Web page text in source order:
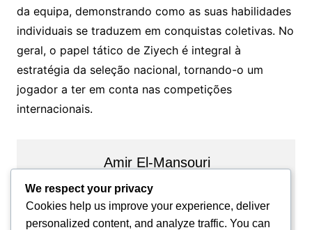
da equipa, demonstrando como as suas habilidades
individuais se traduzem em conquistas coletivas. No
geral, o papel tático de Ziyech é integral à
estratégia da seleção nacional, tornando-o um
jogador a ter em conta nas competições
internacionais.
Amir El-Mansouri
Amir é um escritor desportivo
apaixonado e entusiasta do futebol
de Casablanca, Marrocos. Com um
We respect your privacy
Cookies help us improve your experience, deliver
personalized content, and analyze traffic. You can